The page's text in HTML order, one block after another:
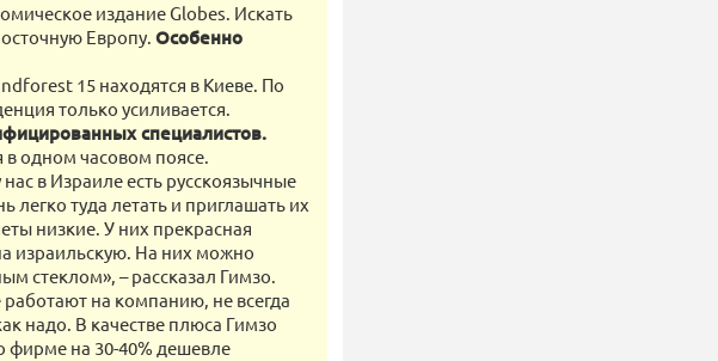
издание Globes. Искать
Европу. Особенно
15 находятся в Киеве. По
только усиливается.
специалистов.
в одном часовом поясе.
в Израиле есть русскоязычные
туда летать и приглашать их
низкие. У них прекрасная
израильскую. На них можно
стеклом», – рассказал Гимзо.
на компанию, не всегда
надо. В качестве плюса Гимзо
фирме на 30-40% дешевле